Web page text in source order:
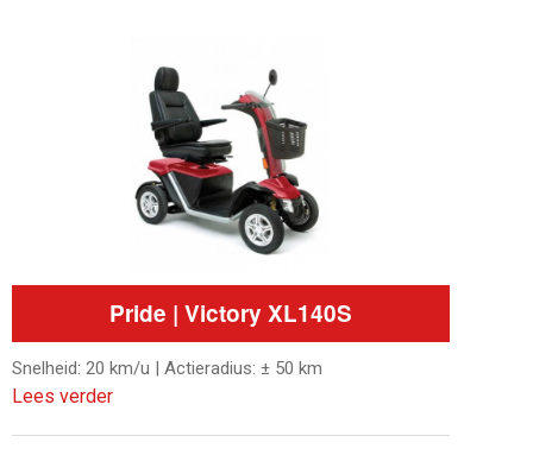
Pride | Victory XL140S
Snelheid: 20 km/u | Actieradius: ± 50 km
Lees verder